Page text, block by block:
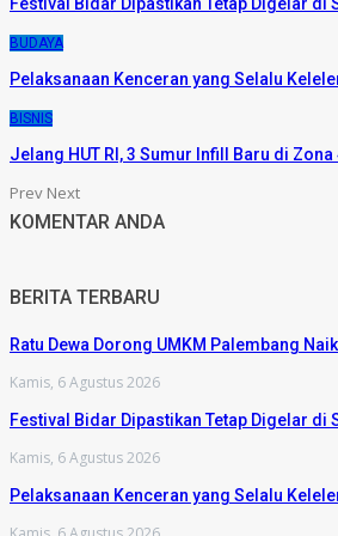
BUDAYA
Pelaksanaan Kenceran yang Selalu
BISNIS
Jelang HUT RI, 3 Sumur Infill Baru di
Prev Next
KOMENTAR ANDA
BERITA TERBARU
Ratu Dewa Dorong UMKM Palembang
Kamis, 6 Agustus 2026
Festival Bidar Dipastikan Tetap Digelar di
Kamis, 6 Agustus 2026
Pelaksanaan Kenceran yang Selalu